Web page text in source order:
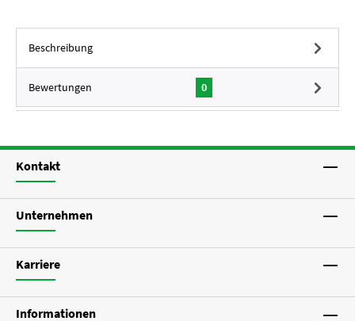
Beschreibung
Bewertungen 0
Kontakt
Unternehmen
Karriere
Informationen